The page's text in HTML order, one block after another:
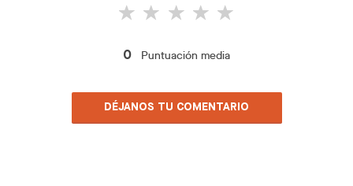
0 Puntuación media
DÉJANOS TU COMENTARIO